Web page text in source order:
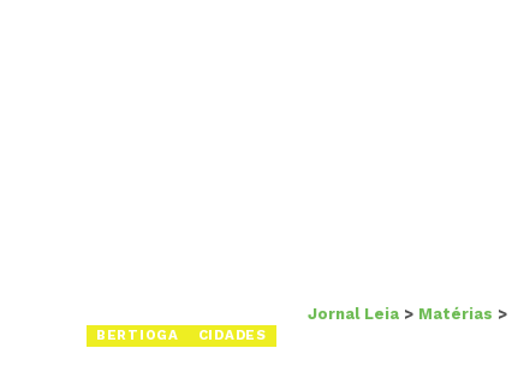
Jornal Leia> Matérias >
BERTIOGA CIDADES